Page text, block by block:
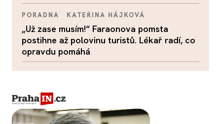
PORADNA KATEŘINA HÁJKOVÁ
„Už zase musím!“ Faraonova pomsta
postihne až polovinu turistů. Lékař radí, co
opravdu pomáhá